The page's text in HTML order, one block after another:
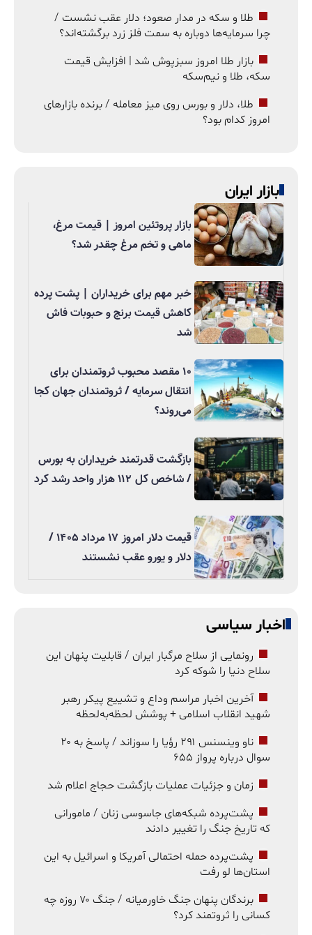
طلا و سکه در مدار صعود؛ دلار عقب نشست /
چرا سرمایه‌ها دوباره به سمت فلز زرد برگشته‌اند؟
بازار طلا امروز سبزپوش شد | افزایش قیمت
سکه، طلا و نیم‌سکه
طلا، دلار و بورس روی میز معامله / برنده بازارهای
امروز کدام بود؟
بازار ایران
بازار پروتئین امروز | قیمت مرغ،
ماهی و تخم مرغ چقدر شد؟
خبر مهم برای خریداران | پشت پرده
کاهش قیمت برنج و حبوبات فاش
شد
۱۰ مقصد محبوب ثروتمندان برای
انتقال سرمایه / ثروتمندان جهان کجا
می‌روند؟
بازگشت قدرتمند خریداران به بورس
/ شاخص کل ۱۱۲ هزار واحد رشد کرد
قیمت دلار امروز ۱۷ مرداد ۱۴۰۵ /
دلار و یورو عقب نشستند
اخبار سیاسی
رونمایی از سلاح مرگبار ایران / قابلیت پنهان این
سلاح دنیا را شوکه کرد
آخرین اخبار مراسم وداع و تشییع پیکر رهبر
شهید انقلاب اسلامی + پوشش لحظه‌به‌لحظه
ناو وینسنس ۲۹۱ رؤیا را سوزاند / پاسخ به ۲۰
سوال درباره پرواز ۶۵۵
زمان و جزئیات عملیات بازگشت حجاج اعلام شد
پشت‌پرده شبکه‌های جاسوسی زنان / مامورانی
که تاریخ جنگ را تغییر دادند
پشت‌پرده حمله احتمالی آمریکا و اسرائیل به این
استان‌ها لو رفت
برندگان پنهان جنگ خاورمیانه / جنگ ۷۰ روزه چه
کسانی را ثروتمند کرد؟